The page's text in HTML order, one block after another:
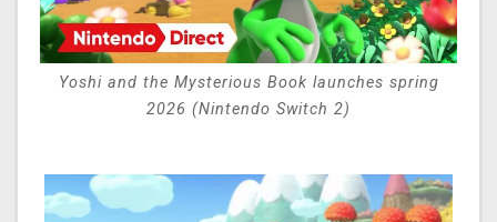
Yoshi and the Mysterious Book launches spring
2026 (Nintendo Switch 2)